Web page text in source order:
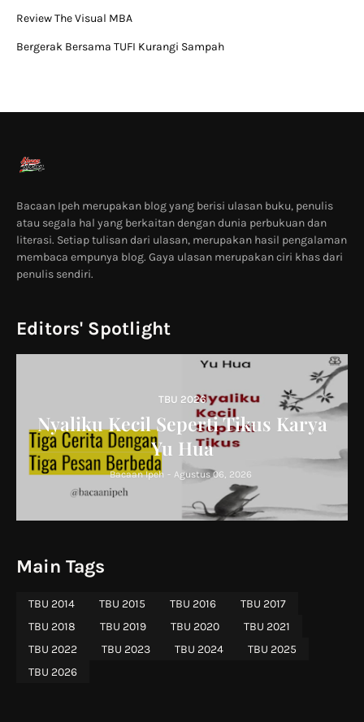
Review The Visual MBA
Bergerak Bersama TUFI Kurangi Sampah
Bacaan Ipeh merupakan blog yang berisi ulasan buku, penulis
atau segala hal yang berkaitan dengan dunia perbukuan dan
literasi. Setiap tulisan dari ulasan, merupakan hasil pengalaman
membaca empunya blog. Gaya ulasan merupakan ciri khas dari
penulis sendiri.
Editors' Spotlight
TBU 2026
Nyaliku Kecil Seperti Tikus Karya
Yu Hua
Bacaan Ipeh - Agustus 06, 2026
Main Tags
TBU 2014 TBU 2015 TBU 2016
TBU 2017
TBU 2018
TBU 2019 TBU 2020
TBU 2021
TBU 2022
TBU 2023 TBU 2024
TBU 2025
TBU 2026